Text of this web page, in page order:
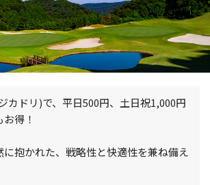
カドリ)で、平日500円、土日祝1,000円
得！
に抱かれた、戦略性と快適性を兼ね備え